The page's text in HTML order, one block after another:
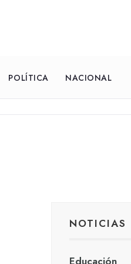
POLÍTICA NACIONAL
NOTICIAS